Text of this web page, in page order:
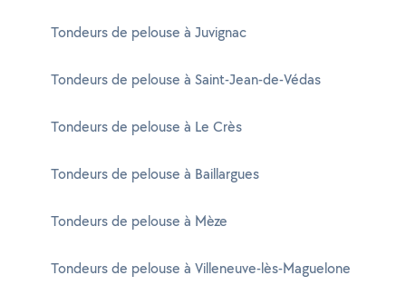
Tondeurs de pelouse à Juvignac
Tondeurs de pelouse à Saint-Jean-de-Védas
Tondeurs de pelouse à Le Crès
Tondeurs de pelouse à Baillargues
Tondeurs de pelouse à Mèze
Tondeurs de pelouse à Villeneuve-lès-Maguelone